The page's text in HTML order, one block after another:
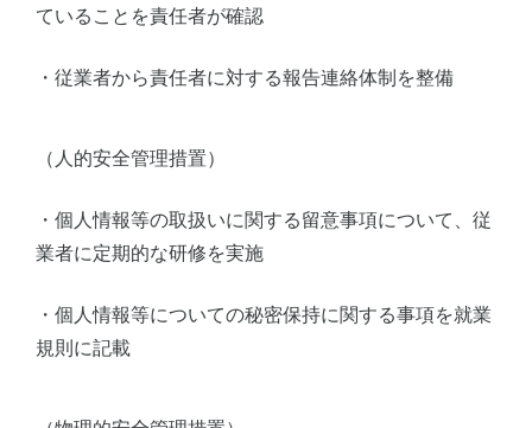
ていることを責任者が確認
・従業者から責任者に対する報告連絡体制を整備
（人的安全管理措置）
・個人情報等の取扱いに関する留意事項について、従
業者に定期的な研修を実施
・個人情報等についての秘密保持に関する事項を就業
規則に記載